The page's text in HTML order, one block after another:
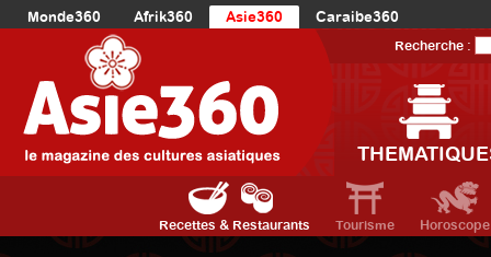
Monde360 Afrik360 Asie360
Caraibe360
Europe360
AmériqueDuNord360
Océanie360
Recherche :
Recettes & Restaurants Tourisme Horoscope